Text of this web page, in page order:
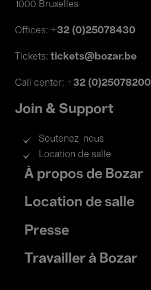
1000 Bruxelles
Offices: +32 (0)25078430
Tickets: tickets@bozar.be
Call center: +32 (0)25078200
Join & Support
Soutenez-nous
Location de salle
Footer
menu
À propos de Bozar
Location de salle
Presse
Travailler à Bozar